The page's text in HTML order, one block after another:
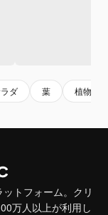
ダ 葉 植物
トフォーム。クリ
万人以上が利用し